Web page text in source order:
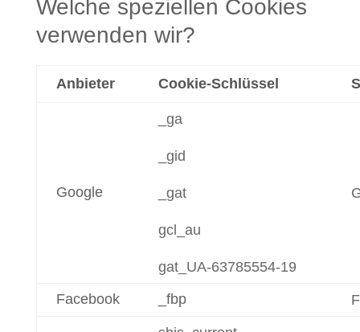
Welche speziellen Cookies
verwenden wir?
Anbieter Cookie-Schlüssel
Google
_ga
_gid
_gat
gcl_au
gat_UA-63785554-19
Facebook _fbp